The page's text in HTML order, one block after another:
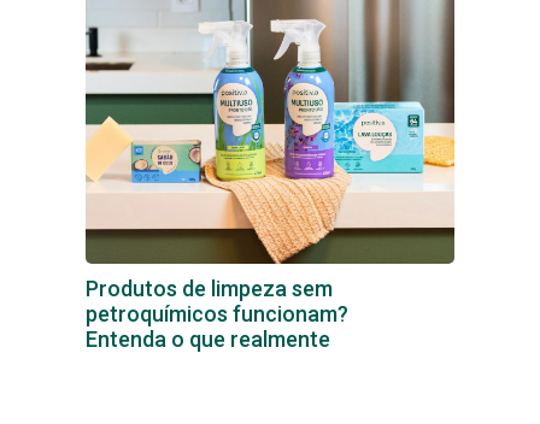
Produtos de limpeza sem
petroquímicos funcionam?
Entenda o que realmente